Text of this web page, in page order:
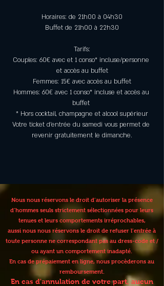
Horaires: de 21h00 à 04h30
Buffet de 21h00 à 22h30
Tarifs:
Couples: 60€ avec et 1 conso* incluse/personne
et accès au buffet
Femmes: 15€ avec accès au buffet
Hommes: 60€ avec 1 conso* incluse et accès au
buffet
* Hors cocktail, champagne et alcool supérieur
Votre ticket d’entrée du samedi vous permet de
revenir gratuitement le dimanche.
Nous nous réservons le droit d’autoriser la présence
d’hommes seuls strictement sélectionnées pour leurs
tenues et leurs comportements irréprochables,
aussi nous nous réservons le droit de refuser l’entrée à
toute personne ne correspondant pas au dress-code et /
ou ayant un comportement inadapté.
En cas de prépaiement en ligne, nous procèderons au
remboursement.
En cas d'annulation de votre part, aucun